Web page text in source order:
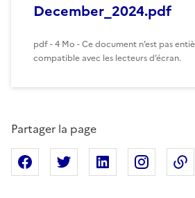
December_2024.pdf
pdf - 4 Mo - Ce document n’est pas
compatible avec les lecteurs d’écran.
Partager la page
Partager sur Facebook
Partager sur XPartager sur